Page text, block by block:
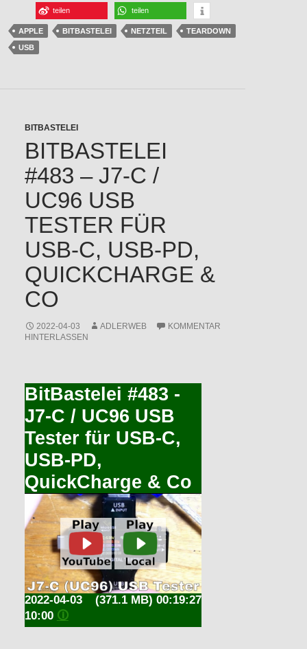
teilen teilen
APPLE BITBASTELEI NETZTEIL
TEARDOWN
USB
BITBASTELEI
BITBASTELEI
#483 – J7-C /
UC96 USB
TESTER FÜR
USB-C, USB-PD,
QUICKCHARGE &
CO
2022-04-03 ADLERWEB
KOMMENTAR
HINTERLASSEN
BitBastelei #483 -
J7-C / UC96 USB
Tester für USB-C,
USB-PD,
QuickCharge & Co
(371.1 MB) 00:19:27
2022-04-03
10:00 🛈